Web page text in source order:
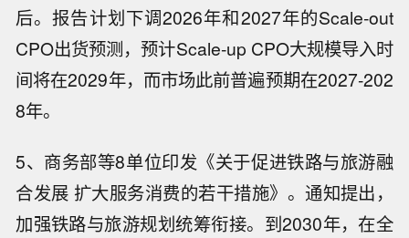
后。报告计划下调2026年和2027年的Scale-out
CPO出货预测，预计Scale-up CPO大规模导入时
间将在2029年，而市场此前普遍预期在2027-202
8年。
5、商务部等8单位印发《关于促进铁路与旅游融
合发展 扩大服务消费的若干措施》。通知提出，
加强铁路与旅游规划统筹衔接。到2030年，在全